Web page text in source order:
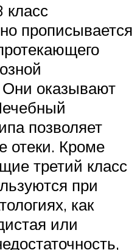
класс
прописывается
Они оказывают
позволяет
отеки. Кроме
третий класс
при
как
или